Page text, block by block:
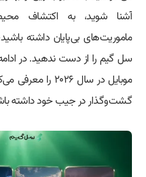
آشنا شوید، به اکتشاف
ماموریت‌های بی‌پایان داشته
سل گیم را از دست ندهید. در
موبایل در سال
گشت‌وگذار در جیب خود داشته